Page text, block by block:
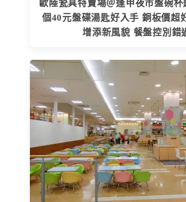
歐陸瓷具特賣場＠逢甲夜市盤碗杯
個40元盤碟湯匙好入手 銅板價超
增添新風貌 餐盤控別錯